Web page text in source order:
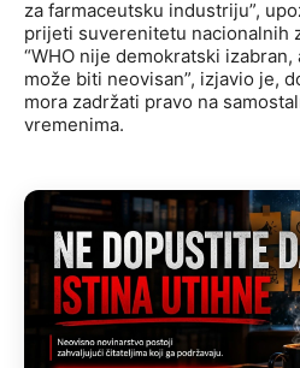
za farmaceutsku industriju”,
prijeti suverenitetu nacionalnih
“WHO nije demokratski
može biti neovisan”, izjavio je,
mora zadržati pravo na
vremenima.